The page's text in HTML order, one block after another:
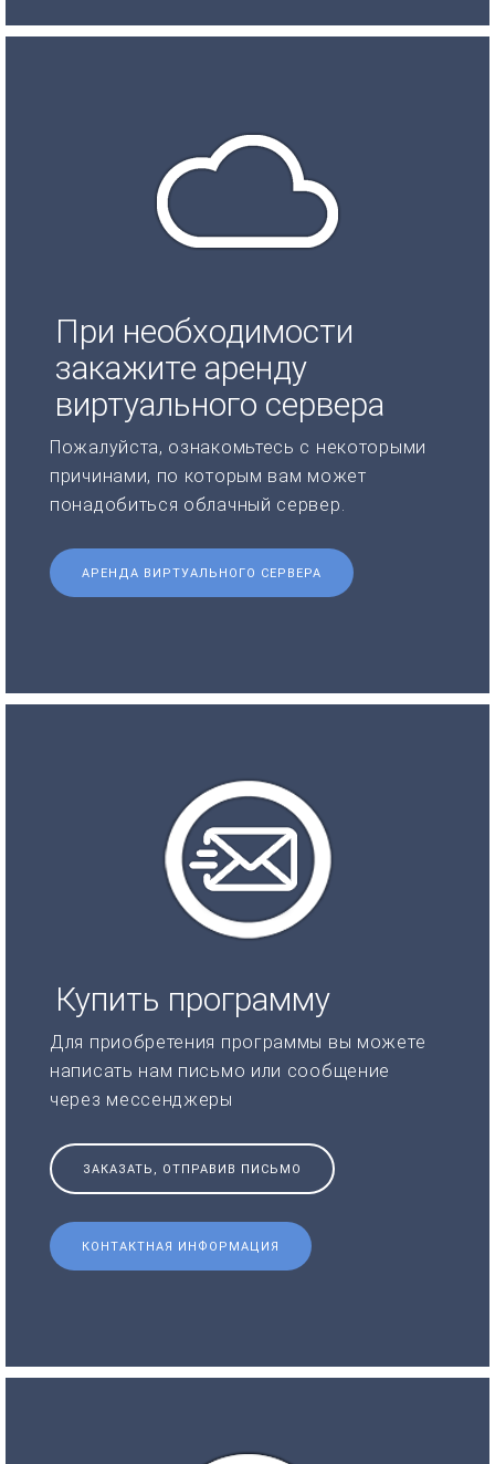
При необходимости
закажите аренду
виртуального сервера
Пожалуйста, ознакомьтесь с некоторыми
причинами, по которым вам может
понадобиться облачный сервер.
АРЕНДА ВИРТУАЛЬНОГО СЕРВЕРА
Купить программу
Для приобретения программы вы можете
написать нам письмо или сообщение
через мессенджеры
ЗАКАЗАТЬ, ОТПРАВИВ ПИСЬМО
КОНТАКТНАЯ ИНФОРМАЦИЯ